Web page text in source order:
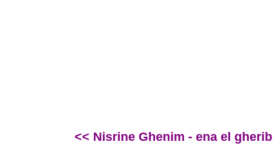
<< Nisrine Ghenim - ena el gherib